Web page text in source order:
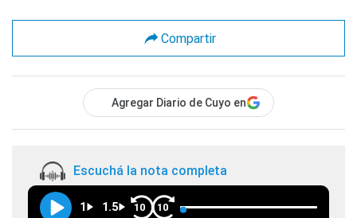
Compartir
Agregar Diario de Cuyo en
Escuchá la nota completa
1 1.5 10 10